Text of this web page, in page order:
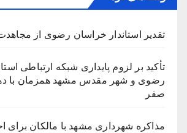
تقدیر استاندار خراسان رضوی از
تأکید بر لزوم پایداری شبکه ارتباطی
رضوی و شهر مقدس مشهد همزمان با دهه
صفر